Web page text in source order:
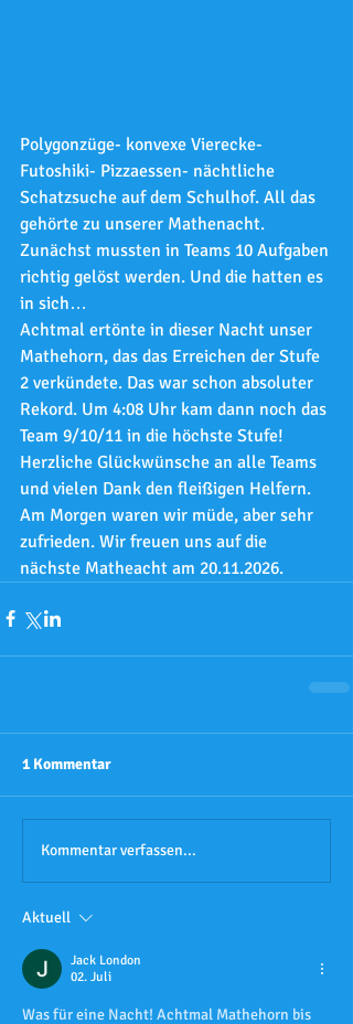
Polygonzüge- konvexe Vierecke-
Futoshiki- Pizzaessen- nächtliche
Schatzsuche auf dem Schulhof. All das
gehörte zu unserer Mathenacht.
Zunächst mussten in Teams 10 Aufgaben
richtig gelöst werden. Und die hatten es
in sich…
Achtmal ertönte in dieser Nacht unser
Mathehorn, das das Erreichen der Stufe
2 verkündete. Das war schon absoluter
Rekord. Um 4:08 Uhr kam dann noch das
Team 9/10/11 in die höchste Stufe!
Herzliche Glückwünsche an alle Teams
und vielen Dank den fleißigen Helfern.
Am Morgen waren wir müde, aber sehr
zufrieden. Wir freuen uns auf die
nächste Matheacht am 20.11.2026.
1 Kommentar
Kommentar verfassen...
Aktuell
Jack London
02. Juli
Was für eine Nacht! Achtmal Mathehorn bis